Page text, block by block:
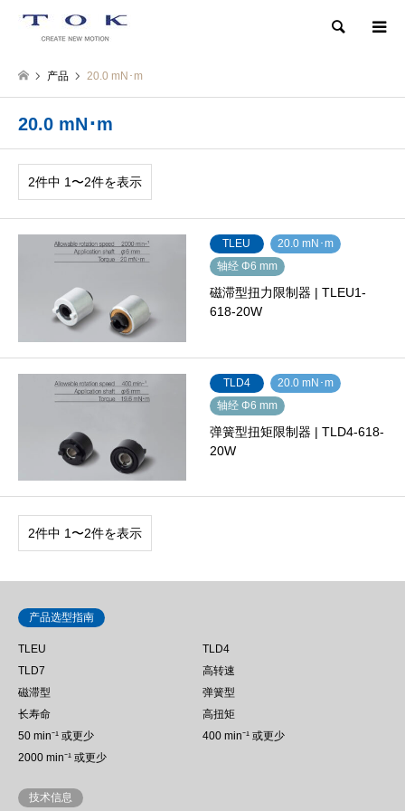
検索
产品 20.0 mN･m
20.0 mN･m
2件中 1〜2件を表示
TLEU
20.0 mN･m
轴经 Φ6 mm
磁滞型扭力限制器 | TLEU1-
618-20W
TLD4
20.0 mN･m
轴经 Φ6 mm
弹簧型扭矩限制器 | TLD4-618-
20W
2件中 1〜2件を表示
产品选型指南
TLEU
TLD4
TLD7
高转速
磁滞型
弹簧型
长寿命
高扭矩
50 min⁻¹ 或更少
400 min⁻¹ 或更少
2000 min⁻¹ 或更少
技术信息